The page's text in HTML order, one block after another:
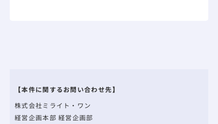
【本件に関するお問い合わせ先】
株式会社ミライト・ワン
経営企画本部 経営企画部